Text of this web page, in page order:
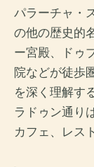
パラーチャ・
の他の歴史的
ー宮殿、ドゥ
院などが徒歩
を深く理解す
ラドゥン通り
カフェ、レス